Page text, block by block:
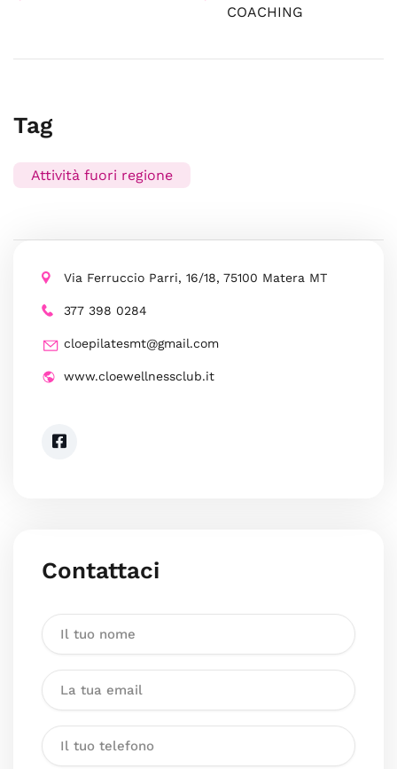
COACHING
Tag
Attività fuori regione
Via Ferruccio Parri, 16/18, 75100 Matera MT
377 398 0284
cloepilatesmt@gmail.com
www.cloewellnessclub.it
Contattaci